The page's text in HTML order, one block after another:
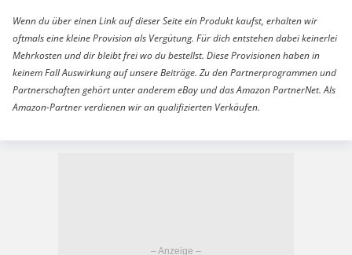
Wenn du über einen Link auf dieser Seite ein Produkt kaufst, erhalten wir
oftmals eine kleine Provision als Vergütung. Für dich entstehen dabei keinerlei
Mehrkosten und dir bleibt frei wo du bestellst. Diese Provisionen haben in
keinem Fall Auswirkung auf unsere Beiträge. Zu den Partnerprogrammen und
Partnerschaften gehört unter anderem eBay und das Amazon PartnerNet. Als
Amazon-Partner verdienen wir an qualifizierten Verkäufen.